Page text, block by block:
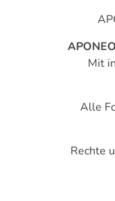
Mit
Alle
Rechte